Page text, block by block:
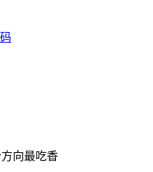
向最吃香